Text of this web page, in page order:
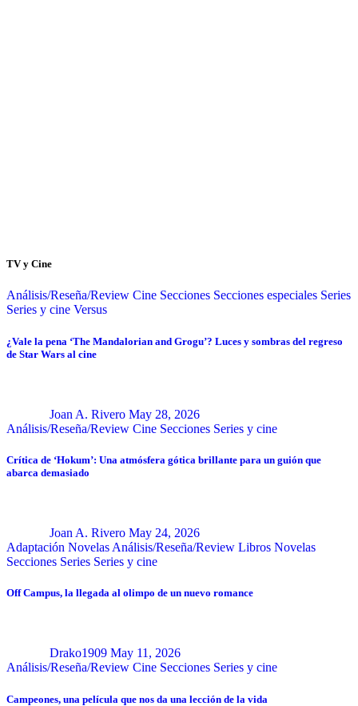
TV y Cine
Análisis/Reseña/Review Cine Secciones Secciones especiales Series
Series y cine Versus
¿Vale la pena ‘The Mandalorian and Grogu’? Luces y sombras del regreso
de Star Wars al cine
Joan A. Rivero May 28, 2026
Análisis/Reseña/Review Cine Secciones Series y cine
Crítica de ‘Hokum’: Una atmósfera gótica brillante para un guión que
abarca demasiado
Joan A. Rivero May 24, 2026
Adaptación Novelas Análisis/Reseña/Review Libros Novelas
Secciones Series Series y cine
Off Campus, la llegada al olimpo de un nuevo romance
Drako1909 May 11, 2026
Análisis/Reseña/Review Cine Secciones Series y cine
Campeones, una película que nos da una lección de la vida